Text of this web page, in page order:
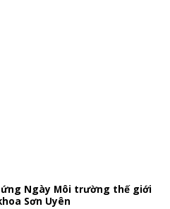
Ngày Môi trường thế giới
Sơn Uyên